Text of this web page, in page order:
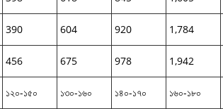
390 604 920 1,784
456 675 978 1,942
১২০-১৫০ ১৩০-১৬০ ১৪০-১৭০ ১৬০-১৮০